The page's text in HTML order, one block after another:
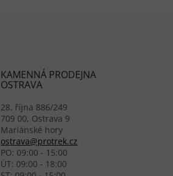
KAMENNÁ PRODEJNA
OSTRAVA
28. října 886/249
709 00, Ostrava 9
Mariánské hory
ostrava@protrek.cz
PO: 09:00 - 15:00
ÚT: 09:00 - 18:00